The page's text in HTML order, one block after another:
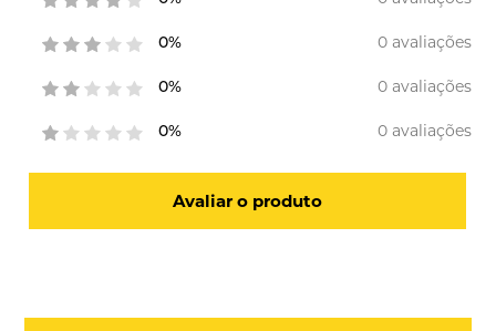
0% 0 avaliações
0% 0 avaliações
0% 0 avaliações
Avaliar o produto